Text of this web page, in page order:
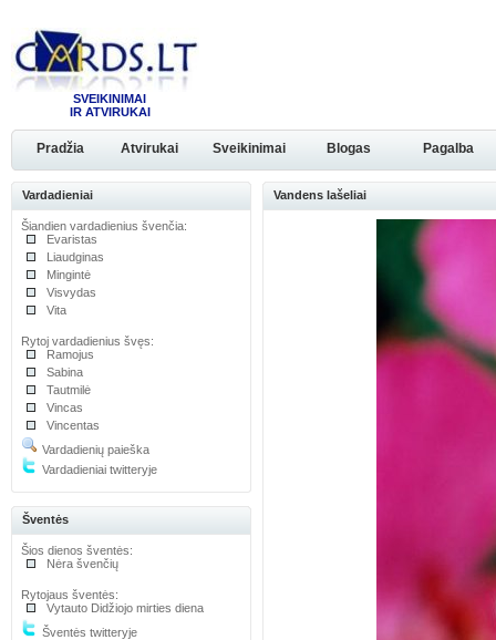
SVEIKINIMAI
IR ATVIRUKAI
Pradžia Atvirukai Sveikinimai Blogas Pagalba
Vardadieniai
Šiandien vardadienius švenčia:
Evaristas
Liaudginas
Mingintė
Visvydas
Vita
Rytoj vardadienius švęs:
Ramojus
Sabina
Tautmilė
Vincas
Vincentas
Vardadienių paieška
Vardadieniai twitteryje
Šventės
Šios dienos šventės:
Nėra švenčių
Rytojaus šventės:
Vytauto Didžiojo mirties diena
Šventės twitteryje
Vandens lašeliai